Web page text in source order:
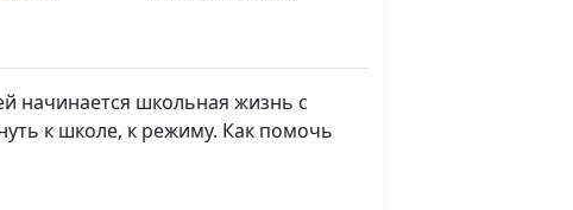
Юлия Синицына,
педагог-психолог
#446
начинается школьная жизнь с
к школе, к режиму. Как помочь